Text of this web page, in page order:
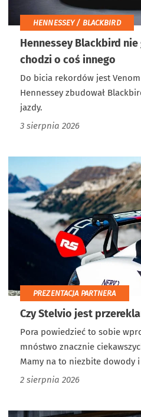
HENNESSEY / BLACKBIRD
Hennessey Blackbird
chodzi o coś innego
Do bicia rekordów jest Venom
Hennessey zbudował
jazdy.
3 sierpnia 2026
PREZENTACJA PARTNERA
Czy Stelvio jest
Pora powiedzieć to sobie
mnóstwo znacznie
Mamy na to niezbite dowody
2 sierpnia 2026